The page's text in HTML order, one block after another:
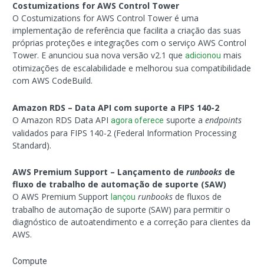
Costumizations for AWS Control Tower
O Costumizations for AWS Control Tower é uma
implementação de referência que facilita a criação das suas
próprias proteções e integrações com o serviço AWS Control
Tower. E anunciou sua nova versão v2.1 queadicionou mais
otimizações de escalabilidade e melhorou sua compatibilidade
com AWS CodeBuild.
Amazon RDS – Data API com suporte a FIPS 140-2
O Amazon RDS Data APIagora oferece suporte aendpoints
validados para FIPS 140-2 (Federal Information Processing
Standard).
AWS Premium Support – Lançamento derunbooks de
fluxo de trabalho de automação de suporte (SAW)
O AWS Premium Supportlançou runbooks de fluxos de
trabalho de automação de suporte (SAW) para permitir o
diagnóstico de autoatendimento e a correção para clientes da
AWS.
Compute